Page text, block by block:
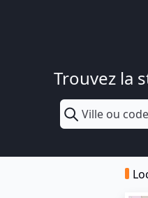
Trouvez la